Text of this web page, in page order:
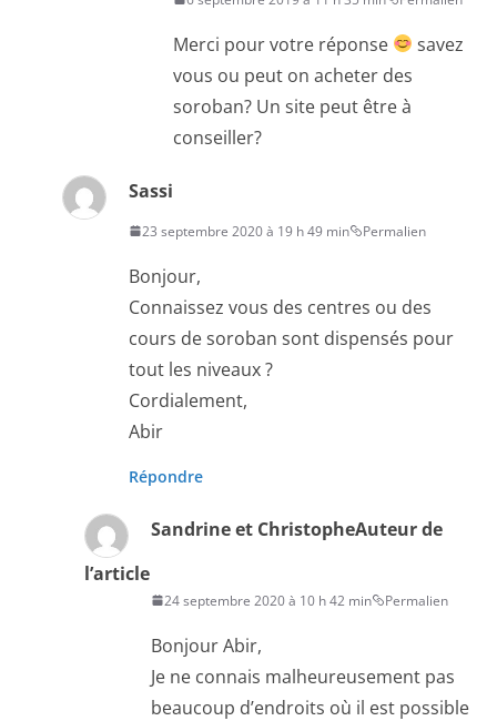
Merci pour votre réponse
savez
vous ou peut on acheter des
soroban? Un site peut être à
conseiller?
Sassi
23 septembre 2020 à 19 h 49 min Permalien
Bonjour,
Connaissez vous des centres ou des
cours de soroban sont dispensés pour
tout les niveaux ?
Cordialement,
Abir
Répondre
Sandrine et ChristopheAuteur de
l’article
24 septembre 2020 à 10 h 42 min Permalien
Bonjour Abir,
Je ne connais malheureusement pas
beaucoup d’endroits où il est possible